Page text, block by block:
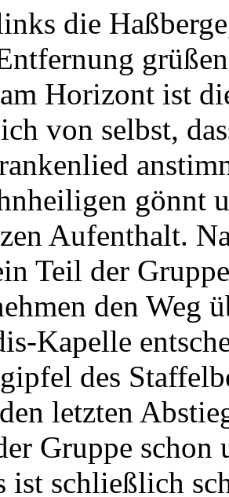
die
Horizont ist
von selbst,
gönnt
Aufenthalt.
Teil der
den Weg
Kapelle
des
letzten
Gruppe
ist schließlich